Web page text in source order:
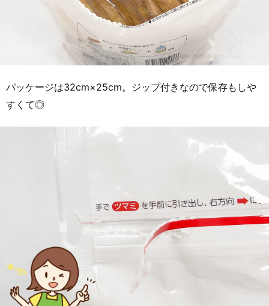
パッケージは32cm×25cm。ジップ付きなので保存もしや
すくて◎